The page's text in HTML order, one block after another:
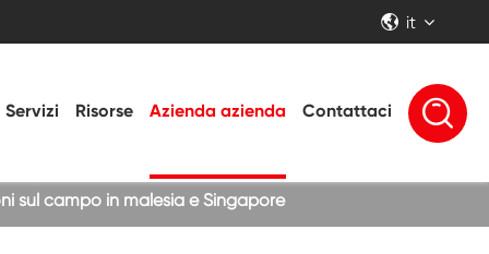
 it
Servizi Risorse Azienda azienda Contattaci 
sul campo in malesia e Singapore